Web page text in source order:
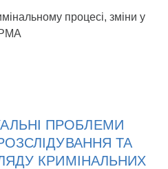
процесі, зміни у
ПРОБЛЕМИ
ТА
КРИМІНАЛЬНИХ